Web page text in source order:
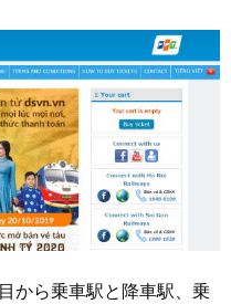
から乗車駅と降車駅、乗